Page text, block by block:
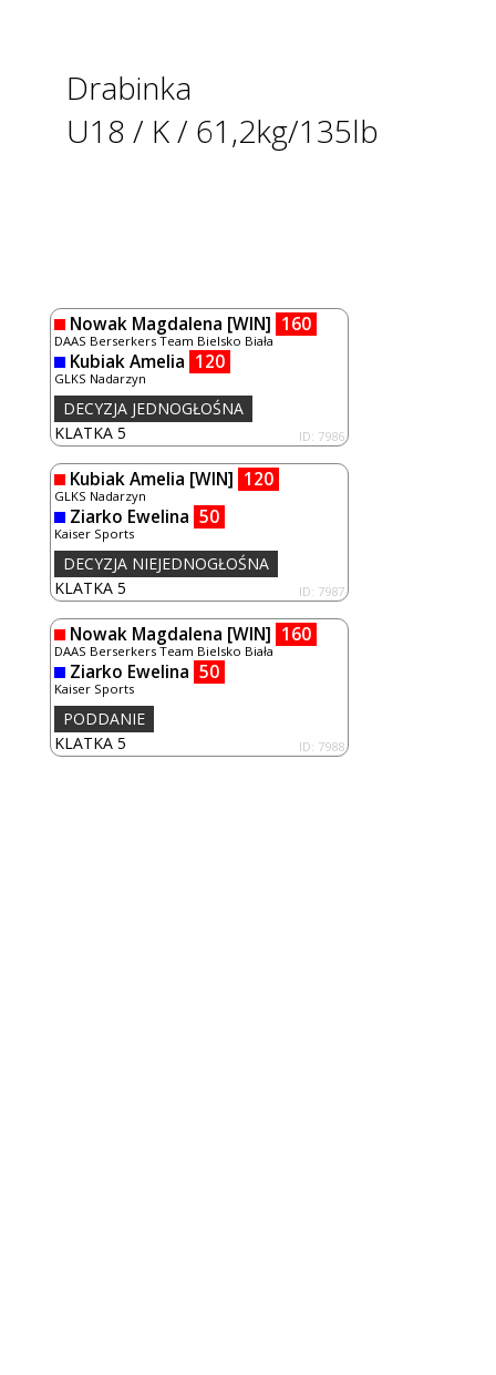
Drabinka
U18 / K / 61,2kg/135lb
Nowak Magdalena [WIN] 160
DAAS Berserkers Team Bielsko Biała
Kubiak Amelia 120
GLKS Nadarzyn
KLATKA 5 ID: 7986
DECYZJA JEDNOGŁOŚNA
Kubiak Amelia [WIN] 120
GLKS Nadarzyn
Ziarko Ewelina 50
Kaiser Sports
KLATKA 5 ID: 7987
DECYZJA NIEJEDNOGŁOŚNA
Nowak Magdalena [WIN] 160
DAAS Berserkers Team Bielsko Biała
Ziarko Ewelina 50
Kaiser Sports
KLATKA 5 ID: 7988
PODDANIE